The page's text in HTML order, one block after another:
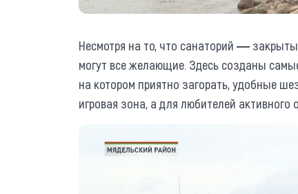
Несмотря на то, что санаторий ―
могут все желающие. Здесь созданы
на котором приятно загорать, удобные
игровая зона, а для любителей